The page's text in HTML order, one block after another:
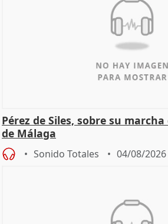
Pérez de Siles, sobre su
de Málaga
Sonido Totales 04/08/2026